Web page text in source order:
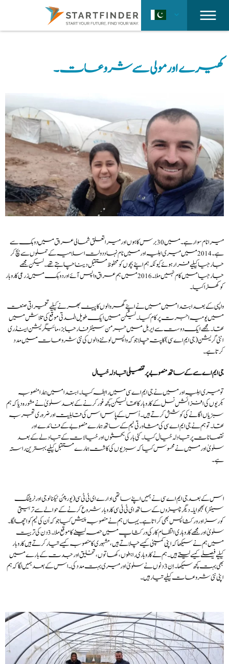
کھیرے اور مولی سے شروعات۔
میرا نام سوار ہے۔ میں 30 برس کا ہوں اور میرا تعلق شمالی عراق میں دوہک سے
ہے۔ 2014 میں میری اہلیہ اور میں نام نہاد دولت اسلامیہ کے حملوں سے بچ کر
جارجیا کیلیے فرار ہوئے کیونکہ ہم اپنے بچوں کو محفوظ مستقبل دینا چاہتے تھے۔ لیکن مجھے
جارجیا میں کام نہیں ملا۔ 2016 میں ہم عراق واپس آئے اور دوہک میں زرعی کاروبار
کو کھڑا کیا۔
واپسی کے بعد ابتدا میں میں نے اپنے گھر والوں کا پیٹ بھرنے کیلیے تعمیراتی صنعت
میں یومیہ اجرت پر کام کیا۔ لیکن میں ایک طویل المدتی موقع کی تلاش میں
تھا۔ مجھے ایک دوست سے ایربل میں جرمن سینٹر فار جابز، مائیگریشن اینڈ ری
انٹی گریشن (جی ایم اے سی) کا پتہ چلا جو کہ واپس لوٹنے والوں کی نئی شروعات میں مدد
کرتا ہے۔
جی ایم اے سے کے ساتھ منصوبے پر تفصیلی تبادلہ خیال
تو میری اہلیہ اور میں نے جی ایم اے سی میں رابطہ کیا۔ ابتدا میں ہمارا منصوبہ
بکریوں کی افزائش نسل کے کاروبار کا تھا لیکن کچھ غور کرنے کے بعد سلویٰ نے مشورہ دیا کہ ہم
سبزیاں اگانے کی کوشش کرتے ہیں۔ اُس کے پاس اس کی قابلیت اور ضروری تجربہ
تھا۔ تو ہم نے جی ایم اے سی کی مشاورتی ٹیم کے ساتھ ہمارے منصوبے کے فائدے اور
نقصانات پر تبادلہ خیال کیا۔ کئی بار کی بحثوں اور خیالات کے تبادلے کے بعد
سلویٰ اور میں نے محسوس کیا کہ سبزیوں کی کاشت ہمارے مستقبل کیلیے بہترین راستہ
ہے۔
اس کے بعد جی ایم اے سی نے ہمیں اپنے ساتھی ادارے ای ٹی ٹی سی (یورپئن ٹیکنالوجی اور ٹریننگ
سینٹر) بھجوایا۔ دیگر چیزوں کے ساتھ ای ٹی ٹی سی کاروبار شروع کرنے کے حوالے سے تربیتی
کورسز اور ورکشاپس بھی کراتا ہے۔ یہاں ہم نے منصوبہ پیش کیا جو کہ اُن کی ٹیم کو اچھا لگا۔
سلویٰ اور مجھے کاروباری انتظام کار کی ورکشاپ میں حصہ لینے کا موقع ملا۔ 3 دن کی تربیت
میں ہم نے سیکھا کہ اپنی کمپنی کیسے چلاتے ہیں، مشہوری کا منصوبہ کیسے تیار کرتے ہیں کاروبار
کیلیے فیصلے کیسے لیتے ہیں۔ ہم نے کاروباری رابطوں، کھاتوں، تخلیق اور جدت کے بارے میں
بھی بہت کچھ سیکھا۔ اِن 3 دنوں نے سلویٰ اور میری بہت مدد کی۔ اس کے بعد ہمیں لگا کہ ہم
اپنی نئی شروعات کیلیے تیار ہیں۔